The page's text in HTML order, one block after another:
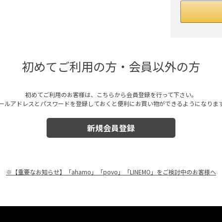
初めてご利用の方・会員以外の方
初めてご利用のお客様は、こちらから会員登録を行って下さい。
ルアドレスとパスワードを登録しておくと便利にお買い物ができるようになりま
※【重要なお知らせ】「ahamo」「povo」「LINEMO」をご検討中のお客様へ